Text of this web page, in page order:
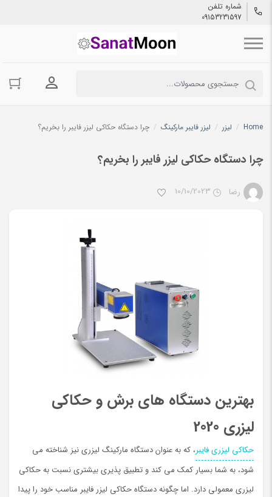
شماره تلفن
09153231597
ورود به
Home
/ لیزر / لیزر فایبر مارکینگ / چرا دستگاه حکاکی لیزر فایبر را بخریم؟
چرا دستگاه حکاکی لیزر فایبر را بخریم؟
رضا 10/10/2023
بهترین دستگاه های برش و حکاکی
لیزری 2020
حکاکی لیزری فایبر، که به عنوان دستگاه مارکینگ لیزری نیز شناخته می
شود، به شما بسیار کمک می کند و تطبیق پذیری بیشتری نسبت به حکاکی
لیزری معمولی دارد. اما چگونه دستگاه حکاکی لیزر فایبر مناسب خود را پیدا